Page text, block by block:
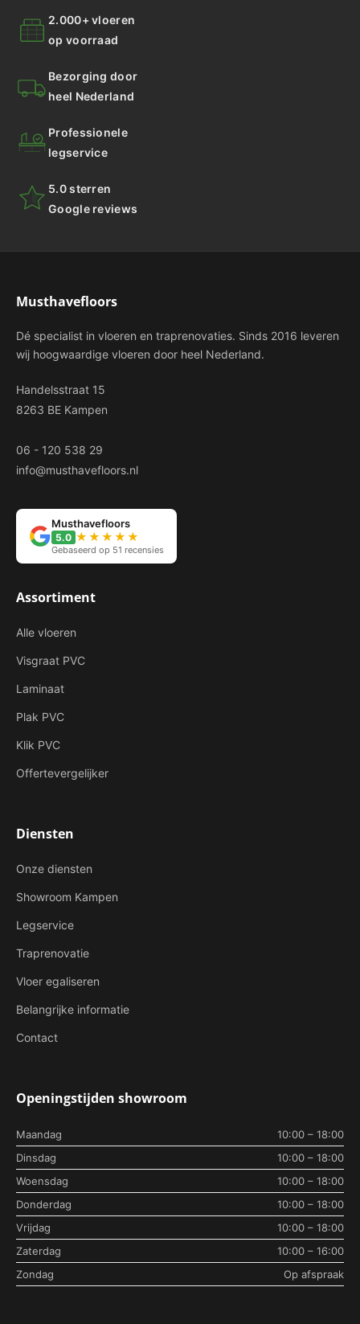
2.000+ vloeren
op voorraad
Bezorging door
heel Nederland
Professionele
legservice
5.0 sterren
Google reviews
Musthavefloors
Dé specialist in vloeren en traprenovaties. Sinds 2016 leveren
wij hoogwaardige vloeren door heel Nederland.
Handelsstraat 15
8263 BE Kampen
06 - 120 538 29
info@musthavefloors.nl
Musthavefloors
5.0 ★★★★★
Gebaseerd op 51 recensies
Assortiment
Alle vloeren
Visgraat PVC
Laminaat
Plak PVC
Klik PVC
Offertevergelijker
Diensten
Onze diensten
Showroom Kampen
Legservice
Traprenovatie
Vloer egaliseren
Belangrijke informatie
Contact
Openingstijden showroom
Maandag
10:00 – 18:00
Dinsdag
10:00 – 18:00
Woensdag
10:00 – 18:00
Donderdag
10:00 – 18:00
Vrijdag
10:00 – 18:00
Zaterdag
10:00 – 16:00
Zondag
Op afspraak